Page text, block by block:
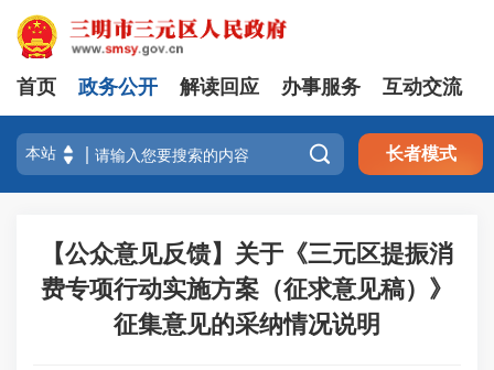
首页 政务公开 解读回应 办事服务 互动交流
 长者模式
【公众意见反馈】关于《三元区提振消
费专项行动实施方案（征求意见稿）》
征集意见的采纳情况说明